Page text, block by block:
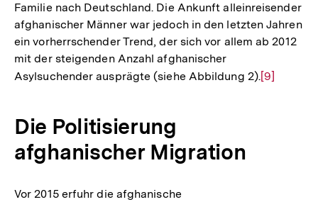
Familie nach Deutschland. Die Ankunft alleinreisender
afghanischer Männer war jedoch in den letzten Jahren
ein vorherrschender Trend, der sich vor allem ab 2012
mit der steigenden Anzahl afghanischer
Asylsuchender ausprägte (siehe Abbildung 2).Zur
[9]
Die Politisierung
afghanischer Migration
Vor 2015 erfuhr die afghanische